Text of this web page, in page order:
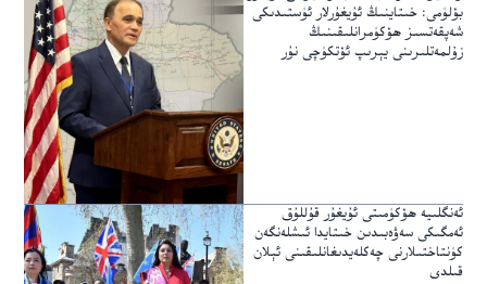
بۆلۈمى: خىتاينىڭ ئۇيغۇرلار ئۈستىدىكى
شەپقەتسىز ھۆكۈمرانلىقىنىڭ
زۇلمەتلىرىنى يېرىپ ئۆتكۈچى نۇر
ئەنگلىيە ھۆكۈمىتى ئۇيغۇر قۇللۇق
ئەمگىكى سەۋەبىدىن خىتايدا ئىشلەنگەن
كۈنتاختىلارنى چەكلەيدىغانلىقىنى ئېلان
قىلدى